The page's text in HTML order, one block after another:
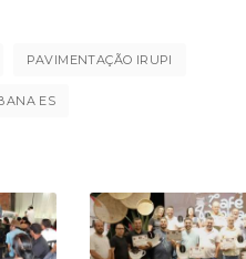
PAVIMENTAÇÃO IRUPI
ES